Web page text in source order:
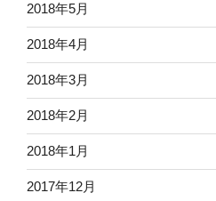
2018年5月
2018年4月
2018年3月
2018年2月
2018年1月
2017年12月